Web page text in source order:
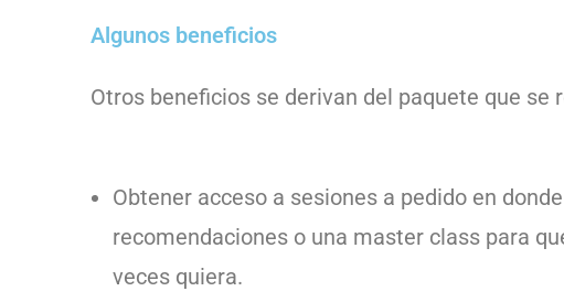
Algunos beneficios
Otros beneficios se derivan del paquete que
Obtener acceso a sesiones a pedido en
recomendaciones o una master class para
veces quiera.